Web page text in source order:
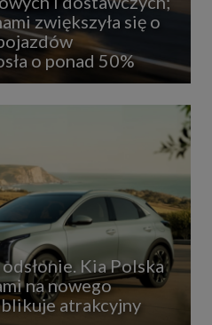
zwiększyła się o
o ponad 50%
Kia Polska
na nowego
atrakcyjny